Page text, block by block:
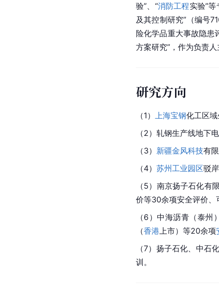
验”、“消防工程实验”
及其控制研究”（编号
险化学品重大事故隐患
方案研究”，作为负责
研究方向
（1） 上海宝钢化工区
（2）轧钢生产线地下
（3） 新疆金风科技有
（4） 苏州工业园区驳
（5）南京扬子石化有
价等30余项安全评价、
（6）中海沥青（泰
（香港 上市）等20余项
（7）扬子石化、中石
训。